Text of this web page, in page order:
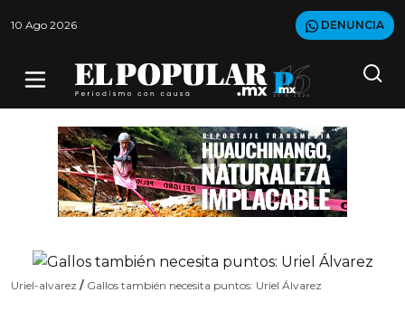
10 Ago 2026 DENUNCIA
Uriel-alvarez / Gallos también necesita puntos: Uriel Álvarez